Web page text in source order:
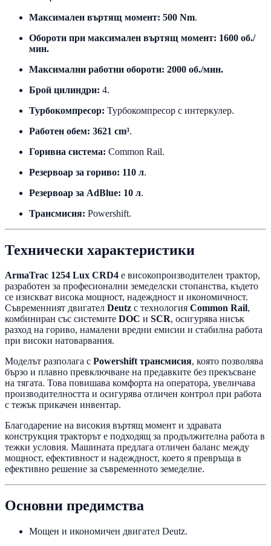
Максимален въртящ момент: 500 Nm.
Обороти при максимален въртящ момент: 1600 об./
мин.
Максимални работни обороти: 2000 об./мин.
Брой цилиндри: 4.
Турбокомпресор: Турбокомпресор с интеркулер.
Работен обем: 3621 cm³.
Горивна система: Common Rail.
Резервоар за гориво: 110 л.
Резервоар за AdBlue: 10 л.
Трансмисия: Powershift.
Технически характеристики
ArmaTrac 1254 Lux CRD4 е високопроизводителен трактор,
разработен за професионални земеделски стопанства, където
се изискват висока мощност, надеждност и икономичност.
Съвременният двигател Deutz с технология Common Rail,
комбиниран със системите DOC и SCR, осигурява нисък
разход на гориво, намалени вредни емисии и стабилна работа
при високи натоварвания.
Моделът разполага с Powershift трансмисия, която позволява
бързо и плавно превключване на предавките без прекъсване
на тягата. Това повишава комфорта на оператора, увеличава
производителността и осигурява отличен контрол при работа
с тежък прикачен инвентар.
Благодарение на високия въртящ момент и здравата
конструкция тракторът е подходящ за продължителна работа в
тежки условия. Машината предлага отличен баланс между
мощност, ефективност и надеждност, което я превръща в
ефективно решение за съвременното земеделие.
Основни предимства
Мощен и икономичен двигател Deutz.